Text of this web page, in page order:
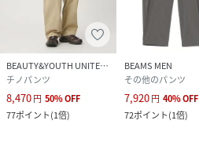
BEAUTY&YOUTH UNITED ARROWS
チノパンツ
8,470円 50%OFF
77ポイント(1倍)
BEAMS MEN
その他のパンツ
7,920円 40%OFF
72ポイント(1倍)